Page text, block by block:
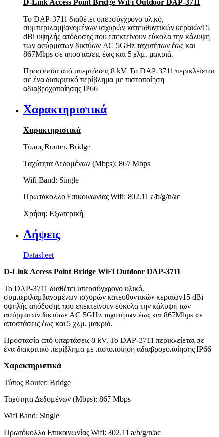
D-Link Access Point Bridge WiFi Outdoor DAP-3711
Το DAP-3711 διαθέτει υπερσύγχρονο υλικό,
συμπεριλαμβανομένων ισχυρών κατευθυντικών κεραιών15
dBi υψηλής απόδοσης που επεκτείνουν εύκολα την κάλυψη
των ασύρματων δικτύων AC 5GHz ταχυτήτων έως και
867Mbps σε αποστάσεις έως και 5 χλμ. μακριά.
Προστασία από υπερτάσεις 8 kV. Το DAP-3711 περικλείεται
σε ένα διακριτικό περίβλημα με πιστοποίηση
αδιαβροχοποίησης IP66
Χαρακτηριστικά
Χαρακτηριστικά
Τύπος Router: Bridge
Ταχύτητα Δεδομένων (Mbps): 867 Mbps
Wifi Band: Single
Πρωτόκολλο Επικοινωνίας Wifi: 802.11 a/b/g/n/ac
Χρήση: Εξωτερική
Λήψεις
Datasheet
D-Link Access Point Bridge WiFi Outdoor DAP-3711
Το DAP-3711 διαθέτει υπερσύγχρονο υλικό,
συμπεριλαμβανομένων ισχυρών κατευθυντικών κεραιών15 dBi
υψηλής απόδοσης που επεκτείνουν εύκολα την κάλυψη των
ασύρματων δικτύων AC 5GHz ταχυτήτων έως και 867Mbps σε
αποστάσεις έως και 5 χλμ. μακριά.
Προστασία από υπερτάσεις 8 kV. Το DAP-3711 περικλείεται σε
ένα διακριτικό περίβλημα με πιστοποίηση αδιαβροχοποίησης IP66
Χαρακτηριστικά
Τύπος Router: Bridge
Ταχύτητα Δεδομένων (Mbps): 867 Mbps
Wifi Band: Single
Πρωτόκολλο Επικοινωνίας Wifi: 802.11 a/b/g/n/ac